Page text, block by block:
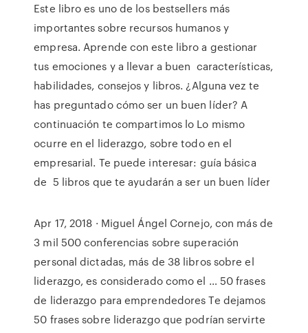
Este libro es uno de los bestsellers más
importantes sobre recursos humanos y
empresa. Aprende con este libro a gestionar
tus emociones y a llevar a buen características,
habilidades, consejos y libros. ¿Alguna vez te
has preguntado cómo ser un buen líder? A
continuación te compartimos lo Lo mismo
ocurre en el liderazgo, sobre todo en el
empresarial. Te puede interesar: guía básica
de 5 libros que te ayudarán a ser un buen líder
Apr 17, 2018 · Miguel Ángel Cornejo, con más de
3 mil 500 conferencias sobre superación
personal dictadas, más de 38 libros sobre el
liderazgo, es considerado como el … 50 frases
de liderazgo para emprendedores Te dejamos
50 frases sobre liderazgo que podrían servirte